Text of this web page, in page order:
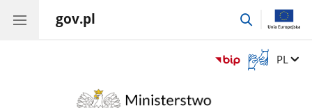
gov.pl
przejdź
Otwórz
okno
Zmień
PL